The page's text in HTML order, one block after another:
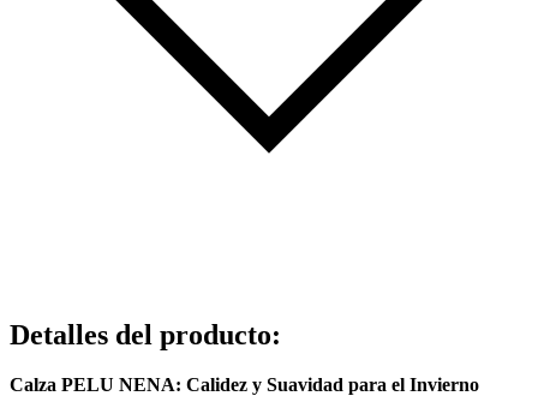
Detalles del producto:
Calza PELU NENA: Calidez y Suavidad para el Invierno